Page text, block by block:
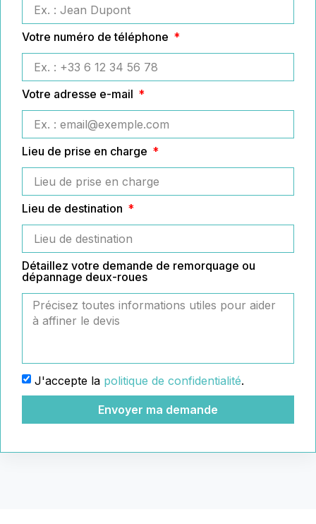
Votre numéro de téléphone
Votre adresse e-mail
Lieu de prise en charge
Lieu de destination
Détaillez votre demande de remorquage ou
dépannage deux-roues
J'accepte la politique de confidentialité.
Envoyer ma demande